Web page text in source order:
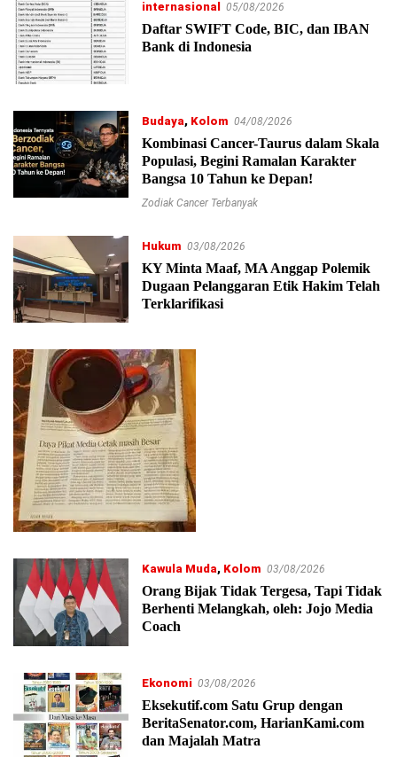
internasional 05/08/2026
Daftar SWIFT Code, BIC, dan IBAN
Bank di Indonesia
Budaya, Kolom 04/08/2026
Kombinasi Cancer-Taurus dalam Skala
Populasi, Begini Ramalan Karakter
Bangsa 10 Tahun ke Depan!
Zodiak Cancer Terbanyak
Hukum 03/08/2026
KY Minta Maaf, MA Anggap Polemik
Dugaan Pelanggaran Etik Hakim Telah
Terklarifikasi
Kawula Muda, Kolom 03/08/2026
Orang Bijak Tidak Tergesa, Tapi Tidak
Berhenti Melangkah, oleh: Jojo Media
Coach
Ekonomi 03/08/2026
Eksekutif.com Satu Grup dengan
BeritaSenator.com, HarianKami.com
dan Majalah Matra